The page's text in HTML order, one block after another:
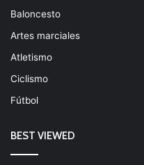
Baloncesto
Artes marciales
Atletismo
Ciclismo
Fútbol
BEST VIEWED